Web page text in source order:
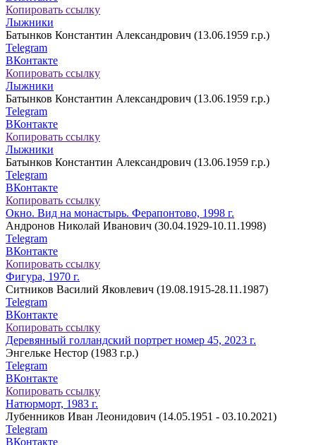
Копировать ссылку
Лыжники
Батынков Константин Александрович (13.06.1959 г.р.)
Telegram
ВКонтакте
Копировать ссылку
Лыжники
Батынков Константин Александрович (13.06.1959 г.р.)
Telegram
ВКонтакте
Копировать ссылку
Лыжники
Батынков Константин Александрович (13.06.1959 г.р.)
Telegram
ВКонтакте
Копировать ссылку
Окно. Вид на монастырь. Ферапонтово, 1998 г.
Андронов Николай Иванович (30.04.1929-10.11.1998)
Telegram
ВКонтакте
Копировать ссылку
Фигура, 1970 г.
Ситников Василий Яковлевич (19.08.1915-28.11.1987)
Telegram
ВКонтакте
Копировать ссылку
Деревянный голландский портрет номер 45, 2023 г.
Энгельке Нестор (1983 г.р.)
Telegram
ВКонтакте
Копировать ссылку
Натюрморт, 1983 г.
Лубенников Иван Леонидович (14.05.1951 - 03.10.2021)
Telegram
ВКонтакте